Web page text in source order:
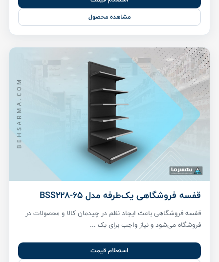
مشاهده محصول
قفسه فروشگاهی یک‌طرفه مدل BSS228-65
قفسه فروشگاهی باعث ایجاد نظم در چیدمان کالا و محصولات در
فروشگاه می‌شود و نیاز واجب برای یک ...
استعلام قیمت